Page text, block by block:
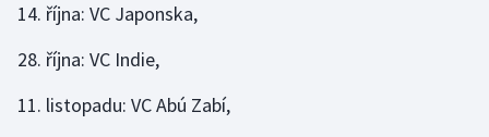
Sportovní střelba
Stolní tenis
Triatlon
14. října: VC Japonska,
28. října: VC Indie,
11. listopadu: VC Abú Zabí,